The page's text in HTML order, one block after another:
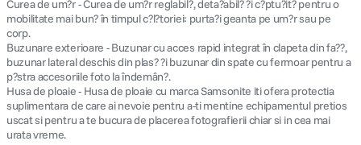
Curea de um?r - Curea de um?r reglabil?, deta?abil? ?i c?ptu?it? pentru o
mobilitate mai bun? în timpul c?l?toriei: purta?i geanta pe um?r sau pe
corp.
Buzunare exterioare - Buzunar cu acces rapid integrat în clapeta din fa??,
buzunar lateral deschis din plas? ?i buzunar din spate cu fermoar pentru a
p?stra accesoriile foto la îndemân?.
Husa de ploaie - Husa de ploaie cu marca Samsonite iti ofera protectia
suplimentara de care ai nevoie pentru a-ti mentine echipamentul pretios
uscat si pentru a te bucura de placerea fotografierii chiar si in cea mai
urata vreme.